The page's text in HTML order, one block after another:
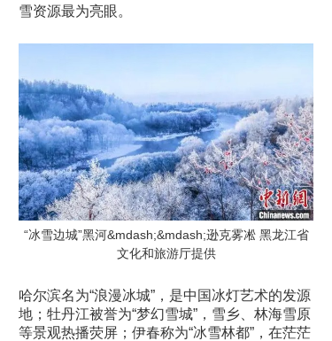
雪资源最为亮眼。
“冰雪边城”黑河&mdash;&mdash;逊克雾凇 黑龙江省
文化和旅游厅提供
哈尔滨名为“浪漫冰城”，是中国冰灯艺术的发源
地；牡丹江被誉为“梦幻雪城”，雪乡、林海雪原
等景观热播荧屏；伊春称为“冰雪林都”，在茫茫